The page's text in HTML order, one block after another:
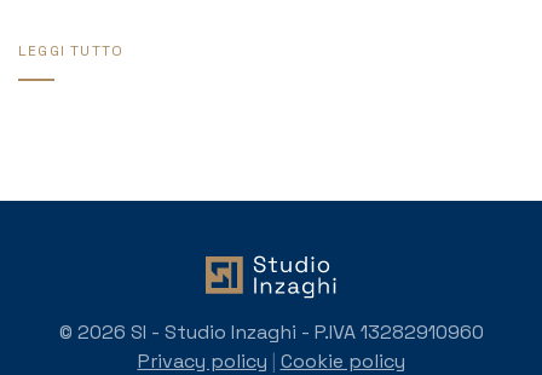
LEGGI TUTTO
© 2026 SI - Studio Inzaghi - P.IVA 13282910960
Privacy policy | Cookie policy